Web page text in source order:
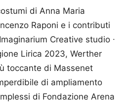
di Anna Maria
Raponi e i contributi
Creative studio ∙
Lirica 2023, Werther
toccante di Massenet
di ampliamento
di Fondazione Arena